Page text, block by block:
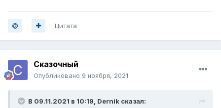
Цитата
Сказочный
Опубликовано 9 ноября, 2021
В 09.11.2021 в 10:19, Dernik сказал: